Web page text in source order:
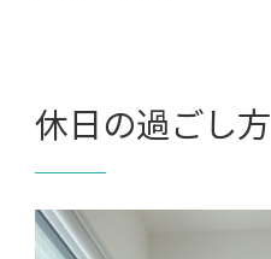
休日の過ごし方